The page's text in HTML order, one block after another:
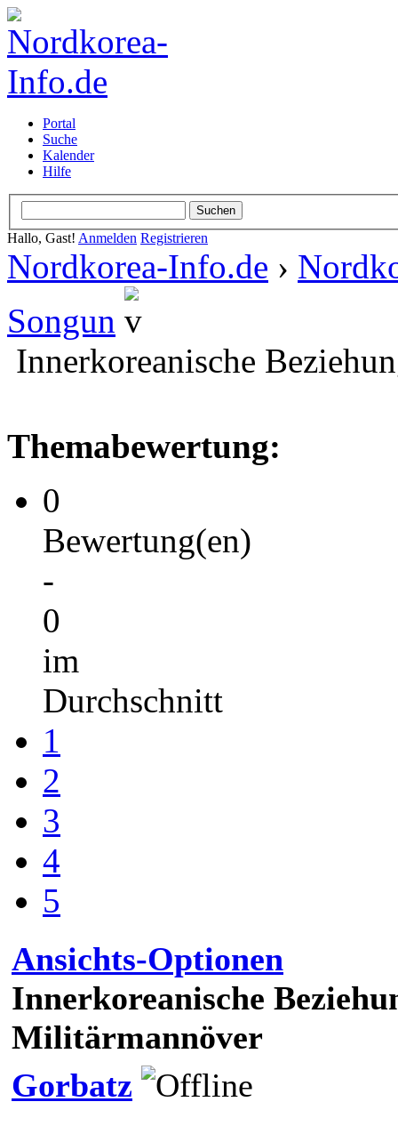
Portal
Suche
Kalender
Hilfe
Hallo, Gast! Anmelden Registrieren
Nordkorea-Info.de ›
Songun
Innerkoreanische
Themabewertung:
0
Bewertung(en)
-
0
im
Durchschnitt
1
2
3
4
5
Ansichts-Optionen
Innerkoreanische
Militärmannöver
Gorbatz